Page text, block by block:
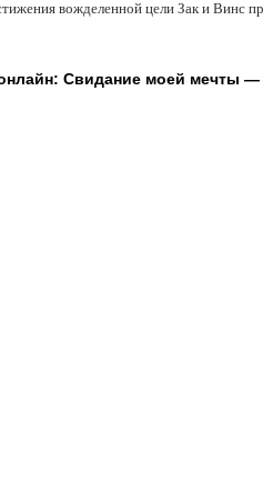
вожделенной цели Зак и Винс
Свидание моей мечты —